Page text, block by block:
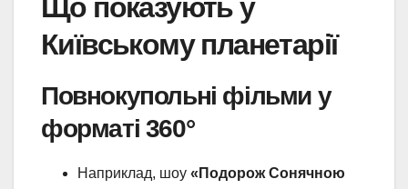
Що показують у
Київському планетарії
Повнокупольні фільми у
форматі 360°
Наприклад, шоу «Подорож Сонячною